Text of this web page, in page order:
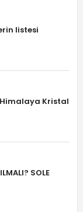
listesi
Himalaya Kristal
SOLE